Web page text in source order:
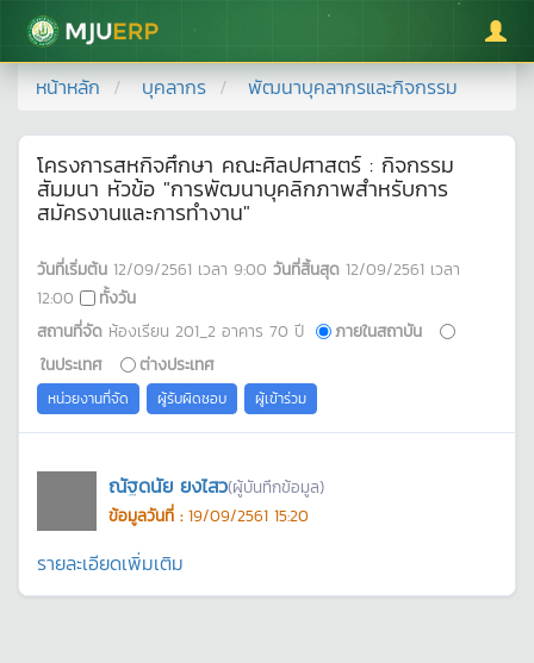
มหาวิทยาลัยแม่โจ้
หน้าหลัก บุคลากร พัฒนาบุคลากรและกิจกรรม
โครงการสหกิจศึกษา คณะศิลปศาสตร์ : กิจกรรม
สัมมนา หัวข้อ "การพัฒนาบุคลิกภาพสำหรับการ
สมัครงานและการทำงาน"
วันที่เริ่มต้น 12/09/2561 เวลา 9:00 วันที่สิ้นสุด 12/09/2561 เวลา
12:00
ทั้งวัน
สถานที่จัด ห้องเรียน 201_2 อาคาร 70 ปี
ภายในสถาบัน
ในประเทศ
ต่างประเทศ
หน่วยงานที่จัด ผู้รับผิดชอบ ผู้เข้าร่วม
ณัฐดนัย ยงไสว(ผู้บันทึกข้อมูล)
ข้อมูลวันที่ : 19/09/2561 15:20
รายละเอียดเพิ่มเติม